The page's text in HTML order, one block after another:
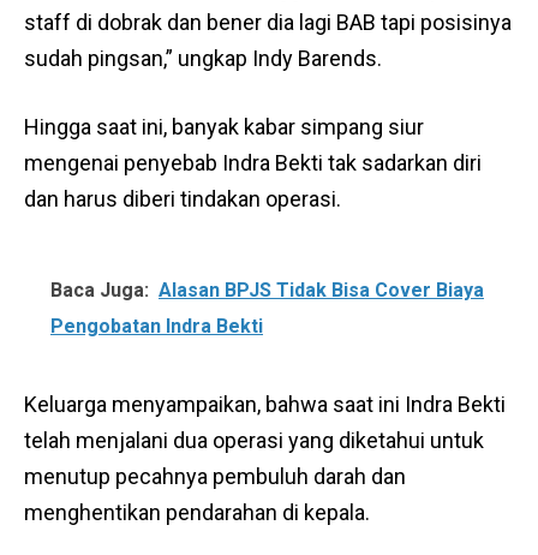
staff di dobrak dan bener dia lagi BAB tapi posisinya
sudah pingsan,” ungkap Indy Barends.
Hingga saat ini, banyak kabar simpang siur
mengenai penyebab Indra Bekti tak sadarkan diri
dan harus diberi tindakan operasi.
Baca Juga: Alasan BPJS Tidak Bisa Cover Biaya
Pengobatan Indra Bekti
Keluarga menyampaikan, bahwa saat ini Indra Bekti
telah menjalani dua operasi yang diketahui untuk
menutup pecahnya pembuluh darah dan
menghentikan pendarahan di kepala.